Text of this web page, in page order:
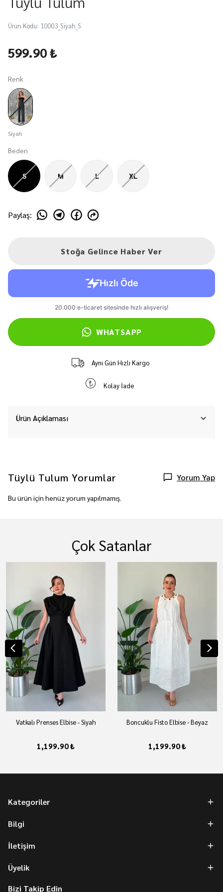
Ürün Kodu: 10003_Siyah_S
599.90 ₺
Renk
Siyah
Beden
S M L XL
Paylaş:
Stoğa Gelince Haber Ver
WHATSAPP
Aynı Gün Hızlı Kargo
Kolay İade
Ürün Açıklaması
Tüylü Tulum Yorumlar Yorum Yap
Bu ürün için henüz yorum yapılmamış.
Çok Satanlar
Vatkalı Prenses Elbise - Siyah
1,199.90 ₺
Boncuklu Fisto Elbise - Beyaz
1,199.90 ₺
Kategoriler
Bilgi
İletişim
Üyelik
Bizi Takip Edin